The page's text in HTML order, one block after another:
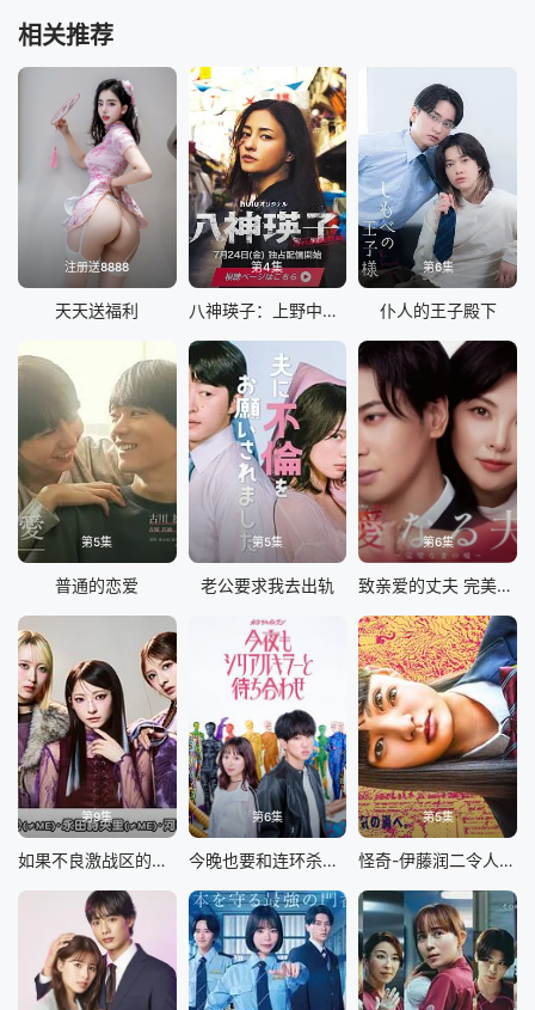
相关推荐
注册送8888
天天送福利
第4集
八神瑛子：上野中央署组织犯罪对策课
第6集
仆人的王子殿下
第5集
普通的恋爱
第5集
老公要求我去出轨
第6集
致亲爱的丈夫 完美妻子的谎言
第9集
如果不良激战区的四天王转生成了偶像团体
第6集
今晚也要和连环杀手约会
第5集
怪奇-伊藤润二令人彻夜难眠的奇异故事